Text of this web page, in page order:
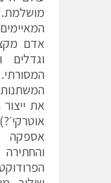
אדם
את
אספקה